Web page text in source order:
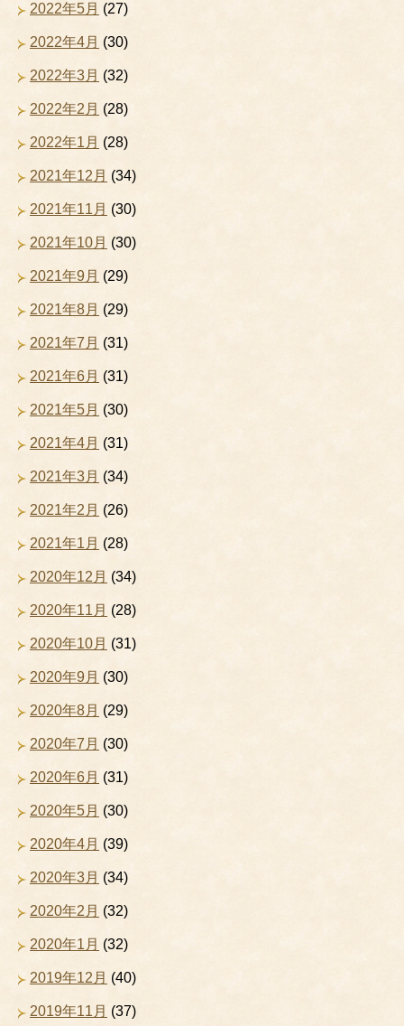
2022年5月 (27)
2022年4月 (30)
2022年3月 (32)
2022年2月 (28)
2022年1月 (28)
2021年12月 (34)
2021年11月 (30)
2021年10月 (30)
2021年9月 (29)
2021年8月 (29)
2021年7月 (31)
2021年6月 (31)
2021年5月 (30)
2021年4月 (31)
2021年3月 (34)
2021年2月 (26)
2021年1月 (28)
2020年12月 (34)
2020年11月 (28)
2020年10月 (31)
2020年9月 (30)
2020年8月 (29)
2020年7月 (30)
2020年6月 (31)
2020年5月 (30)
2020年4月 (39)
2020年3月 (34)
2020年2月 (32)
2020年1月 (32)
2019年12月 (40)
2019年11月 (37)